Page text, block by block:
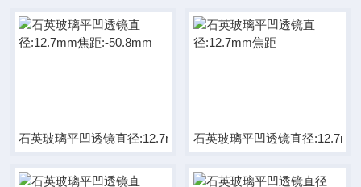
石英玻璃平凹透镜直径:12.7mm焦距:-50.8mm
石英玻璃平凹透镜直径